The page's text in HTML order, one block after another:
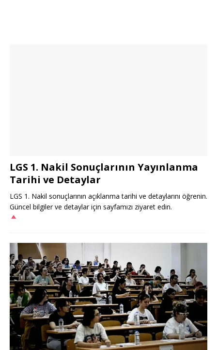
LGS 1. Nakil Sonuçlarının Yayınlanma
Tarihi ve Detaylar
LGS 1. Nakil sonuçlarının açıklanma tarihi ve detaylarını öğrenin.
Güncel bilgiler ve detaylar için sayfamızı ziyaret edin.